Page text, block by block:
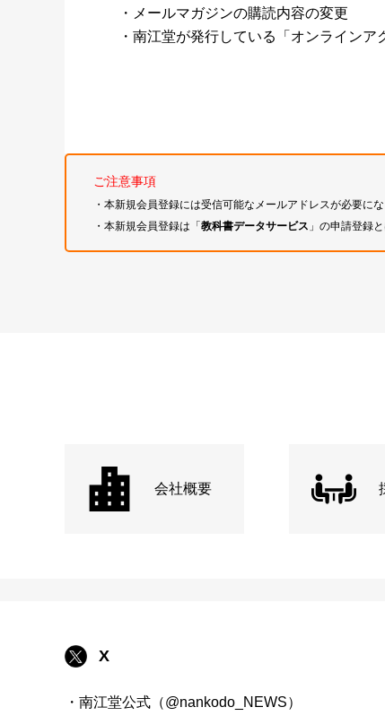
・メールマガジンの購読内容の変更
・南江堂が発行している「オンライン
ご注意事項
・本新規会員登録には受信可能なメールアドレスが必要にな
・本新規会員登録は「教科書データサービス 」の申請登録
会社概要
X
・南江堂公式（@nankodo_NEWS）